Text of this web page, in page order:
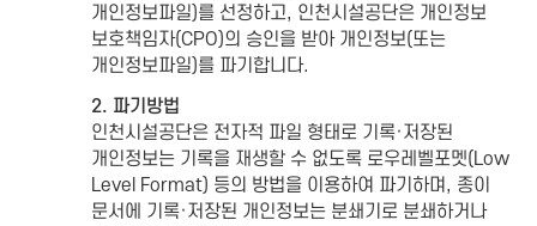
개인정보파일)를 선정하고, 인천시설공단은 개인정보
보호책임자(CPO)의 승인을 받아 개인정보(또는
개인정보파일)를 파기합니다.
2. 파기방법
인천시설공단은 전자적 파일 형태로 기록·저장된
개인정보는 기록을 재생할 수 없도록 로우레벨포멧(Low
Level Format) 등의 방법을 이용하여 파기하며, 종이
문서에 기록·저장된 개인정보는 분쇄기로 분쇄하거나